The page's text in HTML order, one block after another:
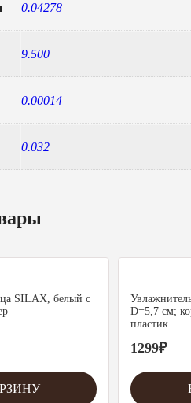
0.04278
9.500
0.00014
0.032
SILAX, белый с
D=5,7 см;
пластик
1299₽